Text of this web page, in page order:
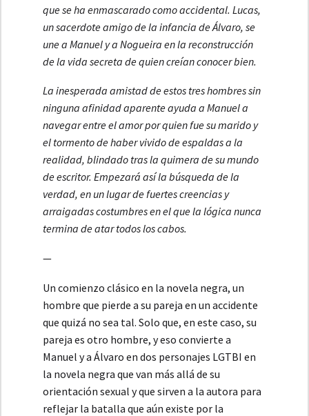
que se ha enmascarado como accidental. Lucas,
un sacerdote amigo de la infancia de Álvaro, se
une a Manuel y a Nogueira en la reconstrucción
de la vida secreta de quien creían conocer bien.
La inesperada amistad de estos tres hombres sin
ninguna afinidad aparente ayuda a Manuel a
navegar entre el amor por quien fue su marido y
el tormento de haber vivido de espaldas a la
realidad, blindado tras la quimera de su mundo
de escritor. Empezará así la búsqueda de la
verdad, en un lugar de fuertes creencias y
arraigadas costumbres en el que la lógica nunca
termina de atar todos los cabos.
—
Un comienzo clásico en la novela negra, un
hombre que pierde a su pareja en un accidente
que quizá no sea tal. Solo que, en este caso, su
pareja es otro hombre, y eso convierte a
Manuel y a Álvaro en dos personajes LGTBI en
la novela negra que van más allá de su
orientación sexual y que sirven a la autora para
reflejar la batalla que aún existe por la